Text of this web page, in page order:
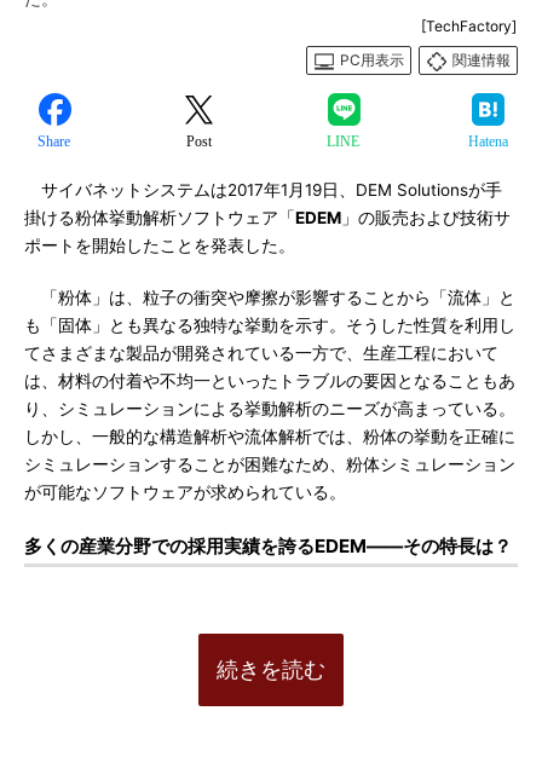
[TechFactory]
PC用表示
関連情報
Share Post LINE Hatena
サイバネットシステムは2017年1月19日、DEM Solutionsが手
掛ける粉体挙動解析ソフトウェア「EDEM 」の販売および技術サ
ポートを開始したことを発表した。
「粉体」は、粒子の衝突や摩擦が影響することから「流体」と
も「固体」とも異なる独特な挙動を示す。そうした性質を利用し
てさまざまな製品が開発されている一方で、生産工程において
は、材料の付着や不均一といったトラブルの要因となることもあ
り、シミュレーションによる挙動解析のニーズが高まっている。
しかし、一般的な構造解析や流体解析では、粉体の挙動を正確に
シミュレーションすることが困難なため、粉体シミュレーション
が可能なソフトウェアが求められている。
多くの産業分野での採用実績を誇るEDEM――その特長は？
続きを読む